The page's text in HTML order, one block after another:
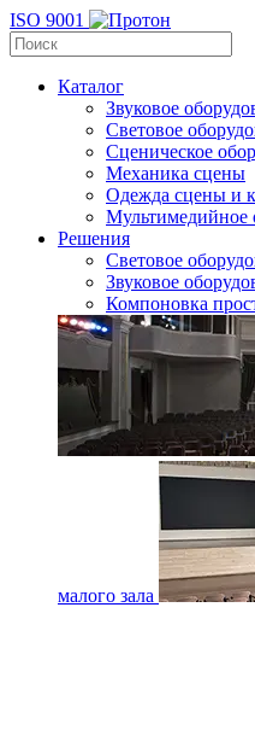
ISO 9001
Каталог
Звуковое
Световое
Сценическое
Механика сцены
Одежда сцены и
Мультимедийное
Решения
Световое
Звуковое
Компоновка
малого зала